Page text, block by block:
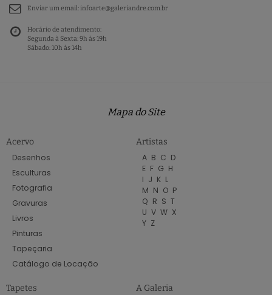
Enviar um email:infoarte@galeriandre.com.br
Horário de atendimento:
Segunda à Sexta: 9h às 19h
Sábado: 10h às 14h
Mapa do Site
Acervo
Desenhos
Esculturas
Fotografia
Gravuras
Livros
Pinturas
Tapeçaria
Catálogo de Locação
Artistas
A B C D
E F G H
I J K L
M N O P
Q R S T
U V W X
Y Z
Tapetes A Galeria